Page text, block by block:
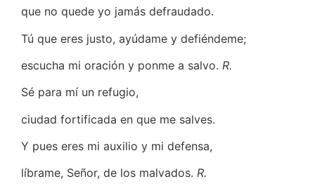
que no quede yo jamás defraudado.
Tú que eres justo, ayúdame y defiéndeme;
escucha mi oración y ponme a salvo. R.
Sé para mí un refugio,
ciudad fortificada en que me salves.
Y pues eres mi auxilio y mi defensa,
líbrame, Señor, de los malvados. R.